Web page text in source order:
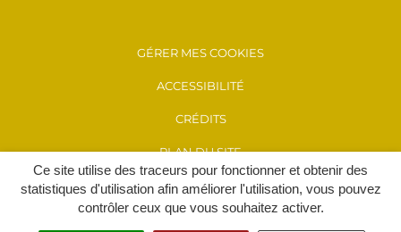
Ce site utilise des traceurs pour fonctionner et obtenir des
statistiques d'utilisation afin améliorer l'utilisation, vous pouvez
contrôler ceux que vous souhaitez activer.
GÉRER MES COOKIES
ACCESSIBILITÉ
CRÉDITS
PLAN DU SITE
MENTIONS LÉGALES
POLITIQUE DE CONFIDENTIALITÉ